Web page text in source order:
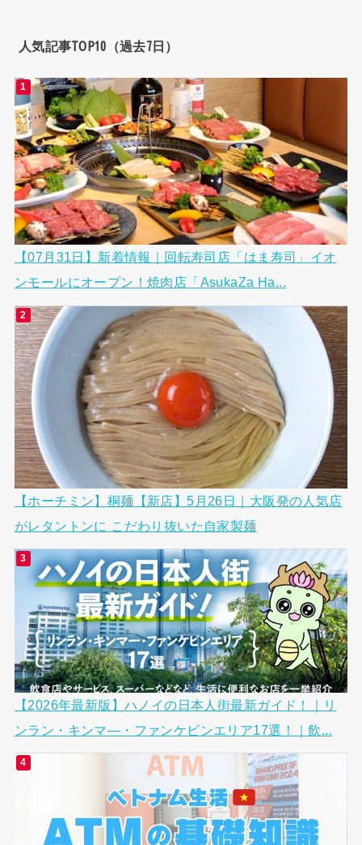
人気記事TOP10（過去7日）
【07月31日】新着情報｜回転寿司店「はま寿司」イオ
ンモールにオープン！焼肉店「AsukaZa Ha...
【ホーチミン】桐麺【新店】5月26日｜大阪発の人気店
がレタントンに こだわり抜いた自家製麺
【2026年最新版】ハノイの日本人街最新ガイド！｜リ
ンラン・キンマ―・ファンケビンエリア17選！｜飲...